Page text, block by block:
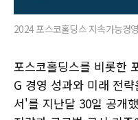
2024 포스코홀딩스 지속가능경
포스코홀딩스를 비롯한
G 경영 성과와 미래 전
서'를 지난달 30일 공개